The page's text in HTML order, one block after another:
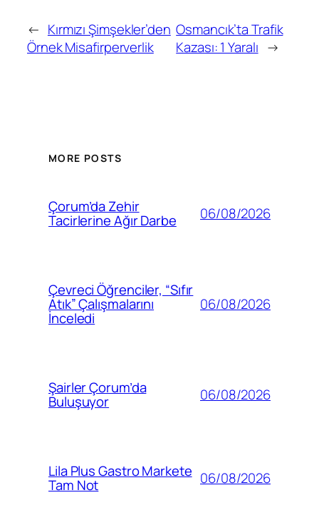
← Kırmızı Şimşekler’den
Örnek Misafirperverlik
Osmancık’ta Trafik
Kazası: 1 Yaralı →
MORE POSTS
Çorum’da Zehir
Tacirlerine Ağır Darbe 06/08/2026
Çevreci Öğrenciler, “Sıfır
Atık” Çalışmalarını
İnceledi
06/08/2026
Şairler Çorum’da
Buluşuyor 06/08/2026
Lila Plus Gastro Markete
Tam Not 06/08/2026